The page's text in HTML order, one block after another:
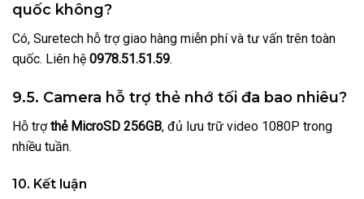
quốc không?
Có, Suretech hỗ trợ giao hàng miễn phí và tư vấn trên toàn
quốc. Liên hệ 0978.51.51.59.
9.5. Camera hỗ trợ thẻ nhớ tối đa bao nhiêu?
Hỗ trợthẻ MicroSD 256GB, đủ lưu trữ video 1080P trong
nhiều tuần.
10. Kết luận